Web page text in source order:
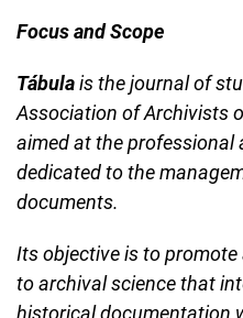
Focus and Scope
Tábulais the journal of
Association of Archivists
aimed at the professional
dedicated to the
documents.
Its objective is to
to archival science that
historical documentation